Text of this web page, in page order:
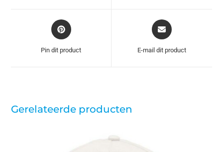
Pin dit product E-mail dit product
Gerelateerde producten